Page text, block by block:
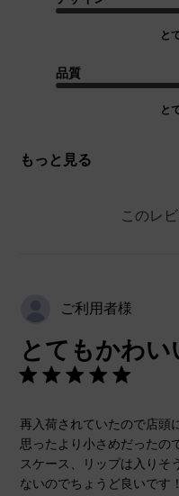
と
品質
と
もっと見る
このレ
ご利用者様
とてもかわい
再入荷されていたので店頭
思ったより小さめだったの
スケース、リップは入りそ
ないのでちょうど良いです！